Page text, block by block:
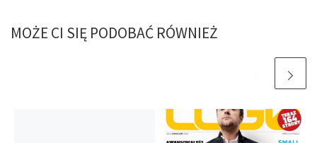
MOŻE CI SIĘ PODOBAĆ RÓWNIEŻ